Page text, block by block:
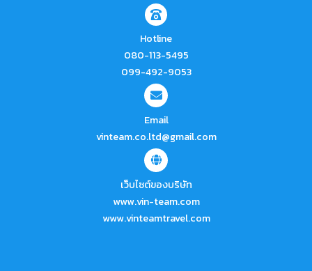
Hotline
080-113-5495
099-492-9053
Email
vinteam.co.ltd@gmail.com
เว็บไซต์ของบริษัท
www.vin-team.com
www.vinteamtravel.com